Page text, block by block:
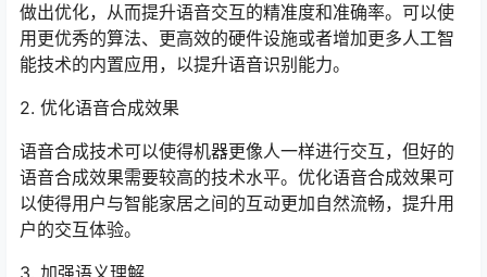
做出优化，从而提升语音交互的精准度和准确率。可以使
用更优秀的算法、更高效的硬件设施或者增加更多人工智
能技术的内置应用，以提升语音识别能力。
2. 优化语音合成效果
语音合成技术可以使得机器更像人一样进行交互，但好的
语音合成效果需要较高的技术水平。优化语音合成效果可
以使得用户与智能家居之间的互动更加自然流畅，提升用
户的交互体验。
3. 加强语义理解